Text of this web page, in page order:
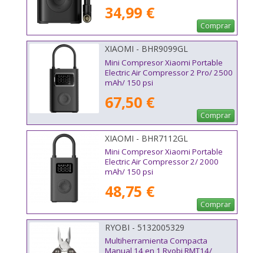
34,99 €
Comprar
XIAOMI - BHR9099GL
Mini Compresor Xiaomi Portable
Electric Air Compressor 2 Pro/ 2500
mAh/ 150 psi
67,50 €
Comprar
XIAOMI - BHR7112GL
Mini Compresor Xiaomi Portable
Electric Air Compressor 2/ 2000
mAh/ 150 psi
48,75 €
Comprar
RYOBI - 5132005329
Multiherramienta Compacta
Manual 14 en 1 Ryobi RMT14/